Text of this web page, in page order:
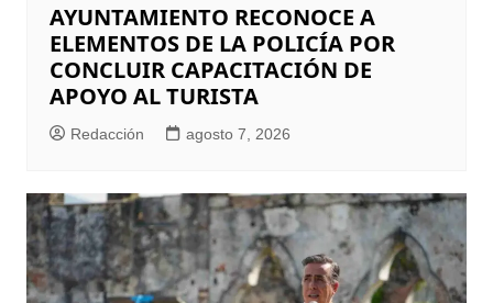
AYUNTAMIENTO RECONOCE A
ELEMENTOS DE LA POLICÍA POR
CONCLUIR CAPACITACIÓN DE
APOYO AL TURISTA
Redacción agosto 7, 2026